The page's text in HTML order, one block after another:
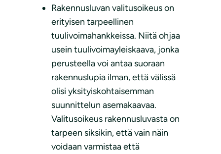
Rakennusluvan valitusoikeus on
erityisen tarpeellinen
tuulivoimahankkeissa. Niitä ohjaa
usein tuulivoimayleiskaava, jonka
perusteella voi antaa suoraan
rakennuslupia ilman, että välissä
olisi yksityiskohtaisemman
suunnittelun asemakaavaa.
Valitusoikeus rakennusluvasta on
tarpeen siksikin, että vain näin
voidaan varmistaa että